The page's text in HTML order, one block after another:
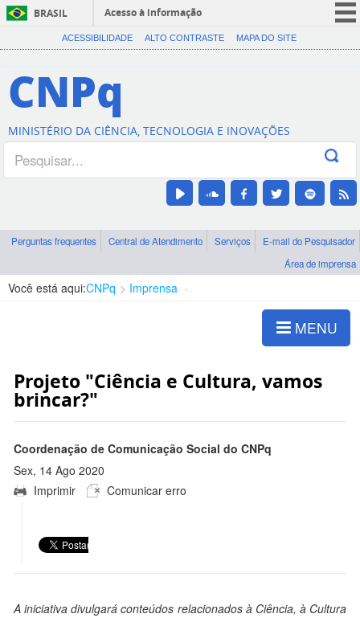
BRASIL
Acesso à informação
CORONAVÍRUS (COVID-19)
Canais
ACESSIBILIDADE ALTO CONTRASTE MAPA DO SITE
CNPq
MINISTÉRIO DA CIÊNCIA, TECNOLOGIA E INOVAÇÕES
Perguntas frequentes Central de Atendimento Serviços
E-mail do Pesquisador
Área de imprensa
Você está aqui:CNPq Imprensa
MENU
Projeto "Ciência e Cultura, vamos
brincar?"
Coordenação de Comunicação Social do CNPq
Sex, 14 Ago 2020
17:02:00 -0300
Imprimir Comunicar erro
A iniciativa divulgará conteúdos relacionados à Ciência, à Cultura